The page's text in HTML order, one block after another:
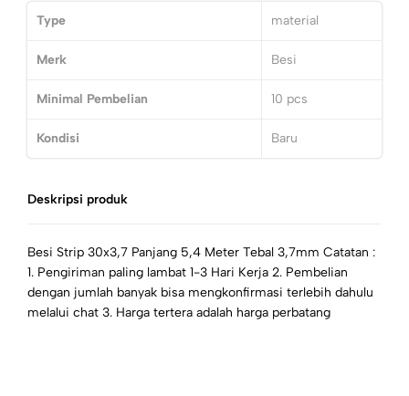
Type material
Merk Besi
Minimal Pembelian 10 pcs
Kondisi Baru
Deskripsi produk
Besi Strip 30x3,7 Panjang 5,4 Meter Tebal 3,7mm Catatan :
1. Pengiriman paling lambat 1-3 Hari Kerja 2. Pembelian
dengan jumlah banyak bisa mengkonfirmasi terlebih dahulu
melalui chat 3. Harga tertera adalah harga perbatang